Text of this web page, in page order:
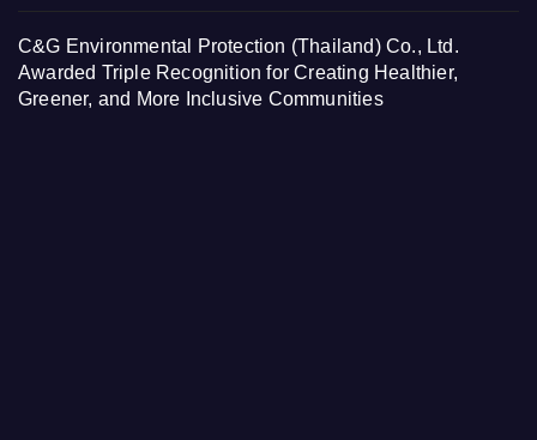
C&G Environmental Protection (Thailand) Co., Ltd.
Awarded Triple Recognition for Creating Healthier,
Greener, and More Inclusive Communities